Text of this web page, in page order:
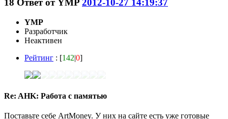
18 Ответ отYMP 2012-10-27 14:19:37
YMP
Разработчик
Неактивен
Рейтинг : [142|0]
Re: AHK: Работа с памятью
Поставьте себе ArtMoney. У них на сайте есть уже готовые